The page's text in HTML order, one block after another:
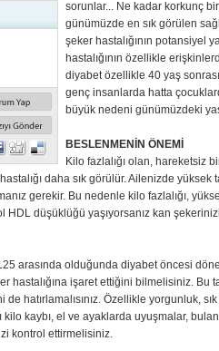
sorunlar... Ne kadar korkunç
günümüzde en sık görülen
şeker hastalığının potansiyel
hastalığının özellikle
diyabet özellikle 40 yaş
genç insanlarda hatta
büyük nedeni günümüzdeki
BESLENMENİN ÖNEMİ
Kilo fazlalığı olan, hareketsiz
daha sık görülür. Ailenizde yüksek
gerekir. Bu nedenle kilo fazlalığı,
HDL düşüklüğü yaşıyorsanız kan
arasında olduğunda diyabet öncesi
hastalığına işaret ettiğini bilmelisiniz. Bu
hatırlamalısınız. Özellikle yorgunluk,
kilo kaybı, el ve ayaklarda uyuşmalar,
kontrol ettirmelisiniz.